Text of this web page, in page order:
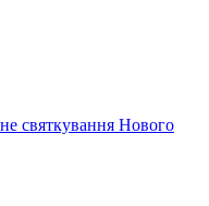
святкування Нового